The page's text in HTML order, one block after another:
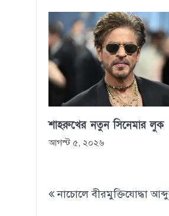
শাহরুখের নতুন সিনেমার লুক
আগস্ট ৫, ২০২৬
navigation
নাচোলে বীরমুক্তিযোদ্ধা